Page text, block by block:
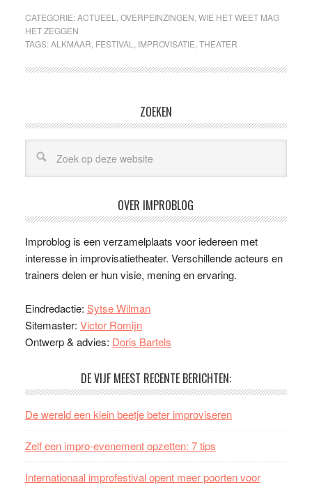
CATEGORIE:ACTUEEL OVERPEINZINGEN WIE HET WEET MAG
HET ZEGGEN
TAGS:ALKMAAR FESTIVAL IMPROVISATIE THEATER
ZOEKEN
OVER IMPROBLOG
Improblog is een verzamelplaats voor iedereen met
interesse in improvisatietheater. Verschillende acteurs en
trainers delen er hun visie, mening en ervaring.
Eindredactie: Sytse Wilman
Sitemaster: Victor Romijn
Ontwerp & advies: Doris Bartels
DE VIJF MEEST RECENTE BERICHTEN:
De wereld een klein beetje beter improviseren
Zelf een impro-evenement opzetten: 7 tips
Internationaal improfestival opent meer poorten voor